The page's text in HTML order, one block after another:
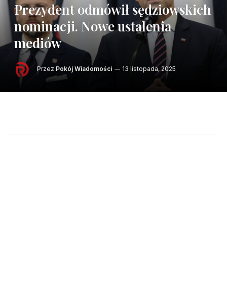
Prezydent odmówił sędziowskich
nominacji. Nowe ustalenia
mediów
Przez Pokój Wiadomości 13 listopada, 2025